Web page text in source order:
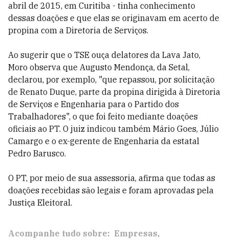
abril de 2015, em Curitiba - tinha conhecimento
dessas doações e que elas se originavam em acerto de
propina com a Diretoria de Serviços.
Ao sugerir que o TSE ouça delatores da Lava Jato,
Moro observa que Augusto Mendonça, da Setal,
declarou, por exemplo, "que repassou, por solicitação
de Renato Duque, parte da propina dirigida à Diretoria
de Serviços e Engenharia para o Partido dos
Trabalhadores", o que foi feito mediante doações
oficiais ao PT. O juiz indicou também Mário Goes, Júlio
Camargo e o ex-gerente de Engenharia da estatal
Pedro Barusco.
O PT, por meio de sua assessoria, afirma que todas as
doações recebidas são legais e foram aprovadas pela
Justiça Eleitoral.
Acompanhe tudo sobre: Empresas